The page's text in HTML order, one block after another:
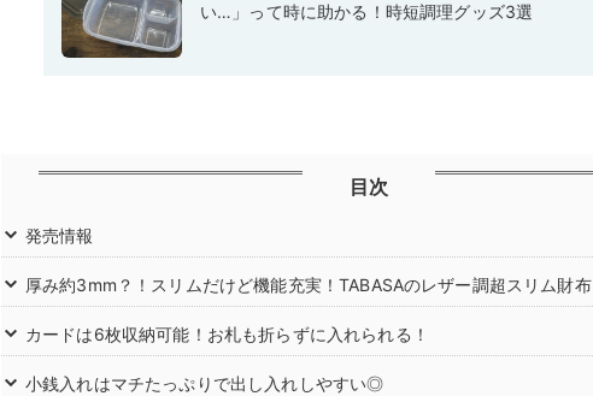
い…」って時に助かる！時短調理グッズ3選
目次
発売情報
厚み約3mm？！スリムだけど機能充実！TABASAのレザー調超スリム財布
カードは6枚収納可能！お札も折らずに入れられる！
小銭入れはマチたっぷりで出し入れしやすい◎